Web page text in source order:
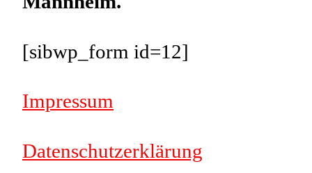
[sibwp_form id=12]
Impressum
Datenschutzerklärung